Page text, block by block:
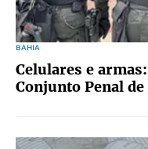
BAHIA
Celulares e
Conjunto Penal de